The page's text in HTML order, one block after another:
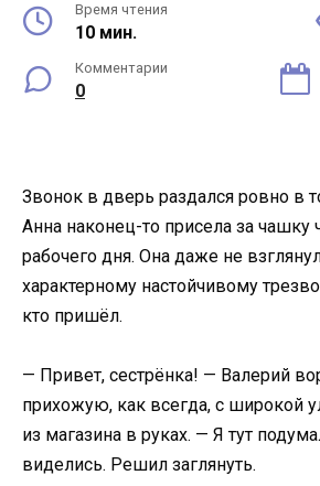
Время чтения
10 мин.
Комментарии
0
Звонок в дверь раздался ровно в
Анна наконец-то присела за чашку
рабочего дня. Она даже не
характерному настойчивому
кто пришёл.
— Привет, сестрёнка! — Валерий
прихожую, как всегда, с широкой
из магазина в руках. — Я тут
виделись. Решил заглянуть.